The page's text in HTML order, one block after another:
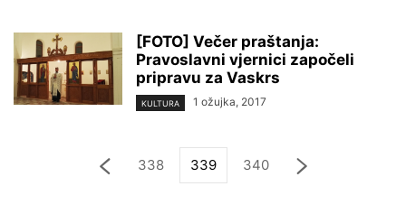
[FOTO] Večer praštanja:
Pravoslavni vjernici započeli
pripravu za Vaskrs
KULTURA 1 ožujka, 2017
338 339 340